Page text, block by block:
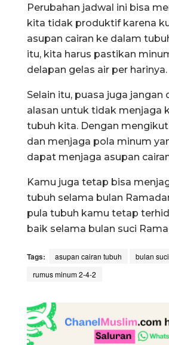
Perubahan jadwal ini bisa
kita tidak produktif karena
asupan cairan ke dalam
itu, kita harus pastikan
delapan gelas air per harinya.
Selain itu, puasa juga jangan
alasan untuk tidak menjaga
tubuh kita. Dengan
dan menjaga pola minum
dapat menjaga asupan
Kamu juga tetap bisa
tubuh selama bulan
pula tubuh kamu tetap
baik selama bulan suci
Tags: asupan cairan tubuh
bulan
rumus minum 2-4-2